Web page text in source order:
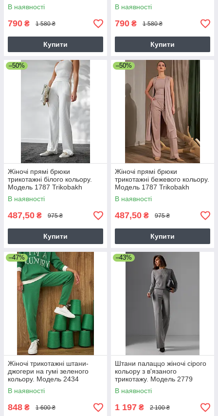
В наявності
790 ₴ 1 580 ₴
Купити
В наявності
790 ₴ 1 580 ₴
Купити
–50%
Жіночі прямі брюки
трикотажні білого кольору.
Модель 1787 Trikobakh
В наявності
487,50 ₴ 975 ₴
Купити
–50%
Жіночі прямі брюки
трикотажні бежевого кольору.
Модель 1787 Trikobakh
В наявності
487,50 ₴ 975 ₴
Купити
–47%
Жіночі трикотажні штани-
джогери на гумі зеленого
кольору. Модель 2434
Trikobakh
В наявності
848 ₴ 1 600 ₴
–43%
Штани палаццо жіночі сірого
кольору з в'язаного
трикотажу. Модель 2779
В наявності
1 197 ₴ 2 100 ₴